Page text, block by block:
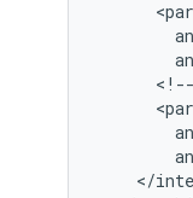
<!--